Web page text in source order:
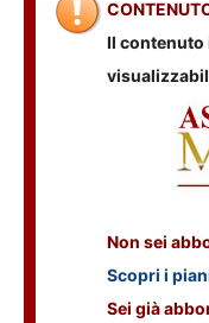
Il contenuto
Non sei
Scopri i
Sei già